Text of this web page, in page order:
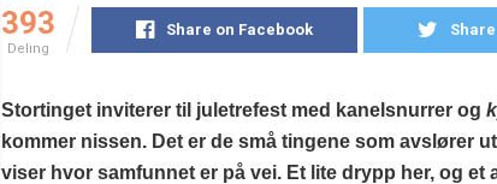
393
Deling
Share on Facebook
Stortinget inviterer til juletrefest med kanelsnurrer og
kommer nissen. Det er de små tingene som avslører
viser hvor samfunnet er på vei. Et lite drypp her, og et